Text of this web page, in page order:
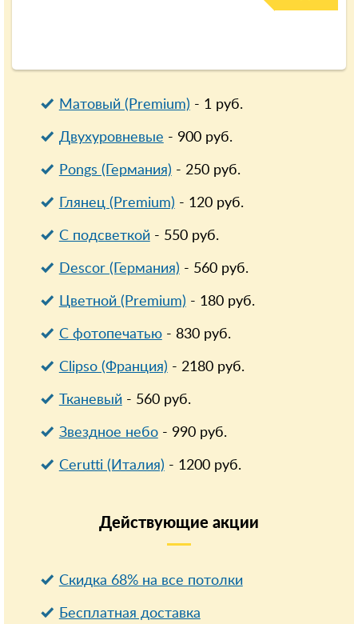
Матовый (Premium) - 1руб.
Двухуровневые - 900руб.
Pongs (Германия) - 250руб.
Глянец (Premium) - 120руб.
С подсветкой- 550руб.
Descor (Германия) - 560руб.
Цветной (Premium) - 180руб.
С фотопечатью- 830руб.
Clipso (Франция) - 2180руб.
Тканевый- 560руб.
Звездное небо- 990руб.
Cerutti (Италия) - 1200руб.
Действующие акции
Скидка 68% на все потолки
Бесплатная доставка